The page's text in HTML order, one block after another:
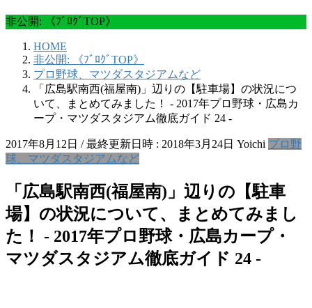
非公開: 《ﾌﾞﾛｸﾞTOP》
HOME
非公開: 《ﾌﾞﾛｸﾞTOP》
プロ野球、マツダスタジアムなど
「広島駅南西(福屋南)」辺りの【駐車場】の状況につ
いて、まとめてみました！ ‐ 2017年プロ野球・広島カ
ープ・マツダスタジアム徹底ガイド 24 ‐
2017年8月12日 / 最終更新日時 : 2018年3月24日 Yoichi プロ野
球、マツダスタジアムなど
「広島駅南西(福屋南)」辺りの【駐車
場】の状況について、まとめてみまし
た！ ‐ 2017年プロ野球・広島カープ・
マツダスタジアム徹底ガイド 24 ‐